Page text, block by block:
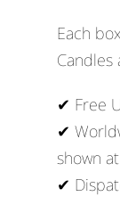
Each
Candles
✔ Free
✔
shown
✔